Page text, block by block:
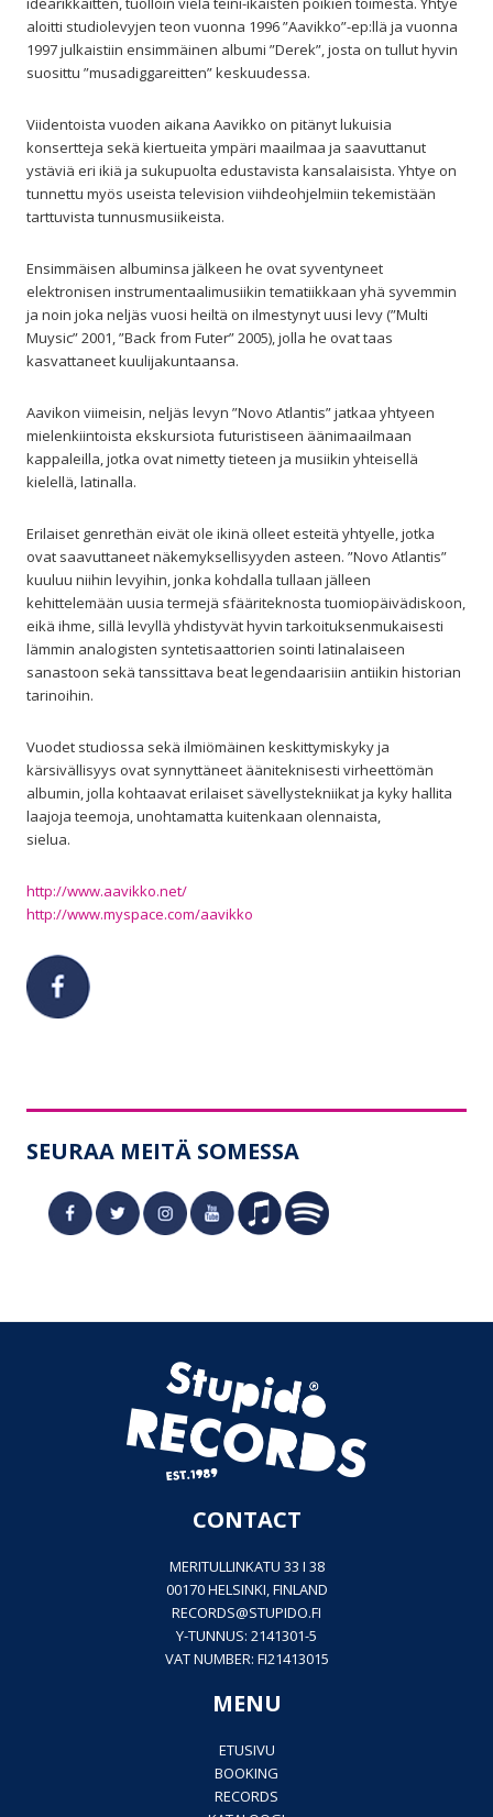
aloitti studiolevyjen teon vuonna 1996 ”Aavikko”-ep:llä ja vuonna
1997 julkaistiin ensimmäinen albumi ”Derek”, josta on tullut hyvin
suosittu ”musadiggareitten” keskuudessa.
Viidentoista vuoden aikana Aavikko on pitänyt lukuisia
konsertteja sekä kiertueita ympäri maailmaa ja saavuttanut
ystäviä eri ikiä ja sukupuolta edustavista kansalaisista. Yhtye on
tunnettu myös useista television viihdeohjelmiin tekemistään
tarttuvista tunnusmusiikeista.
Ensimmäisen albuminsa jälkeen he ovat syventyneet
elektronisen instrumentaalimusiikin tematiikkaan yhä syvemmin
ja noin joka neljäs vuosi heiltä on ilmestynyt uusi levy (”Multi
Muysic” 2001, ”Back from Futer” 2005), jolla he ovat taas
kasvattaneet kuulijakuntaansa.
Aavikon viimeisin, neljäs levyn ”Novo Atlantis” jatkaa yhtyeen
mielenkiintoista ekskursiota futuristiseen äänimaailmaan
kappaleilla, jotka ovat nimetty tieteen ja musiikin yhteisellä
kielellä, latinalla.
Erilaiset genrethän eivät ole ikinä olleet esteitä yhtyelle, jotka
ovat saavuttaneet näkemyksellisyyden asteen. ”Novo Atlantis”
kuuluu niihin levyihin, jonka kohdalla tullaan jälleen
kehittelemään uusia termejä sfääriteknosta tuomiopäivädiskoon,
eikä ihme, sillä levyllä yhdistyvät hyvin tarkoituksenmukaisesti
lämmin analogisten syntetisaattorien sointi latinalaiseen
sanastoon sekä tanssittava beat legendaarisiin antiikin historian
tarinoihin.
Vuodet studiossa sekä ilmiömäinen keskittymiskyky ja
kärsivällisyys ovat synnyttäneet ääniteknisesti virheettömän
albumin, jolla kohtaavat erilaiset sävellystekniikat ja kyky hallita
laajoja teemoja, unohtamatta kuitenkaan olennaista,
sielua.
http://www.aavikko.net/
http://www.myspace.com/aavikko
SEURAA MEITÄ SOMESSA
CONTACT
MERITULLINKATU 33 I 38
00170 HELSINKI, FINLAND
RECORDS@STUPIDO.FI
Y-TUNNUS: 2141301-5
VAT NUMBER: FI21413015
MENU
ETUSIVU
BOOKING
RECORDS